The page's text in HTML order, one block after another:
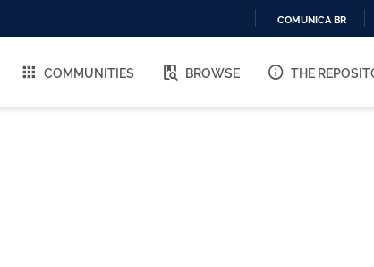
O
COMUNICA BR
COMMUNITIES BROWSE THE